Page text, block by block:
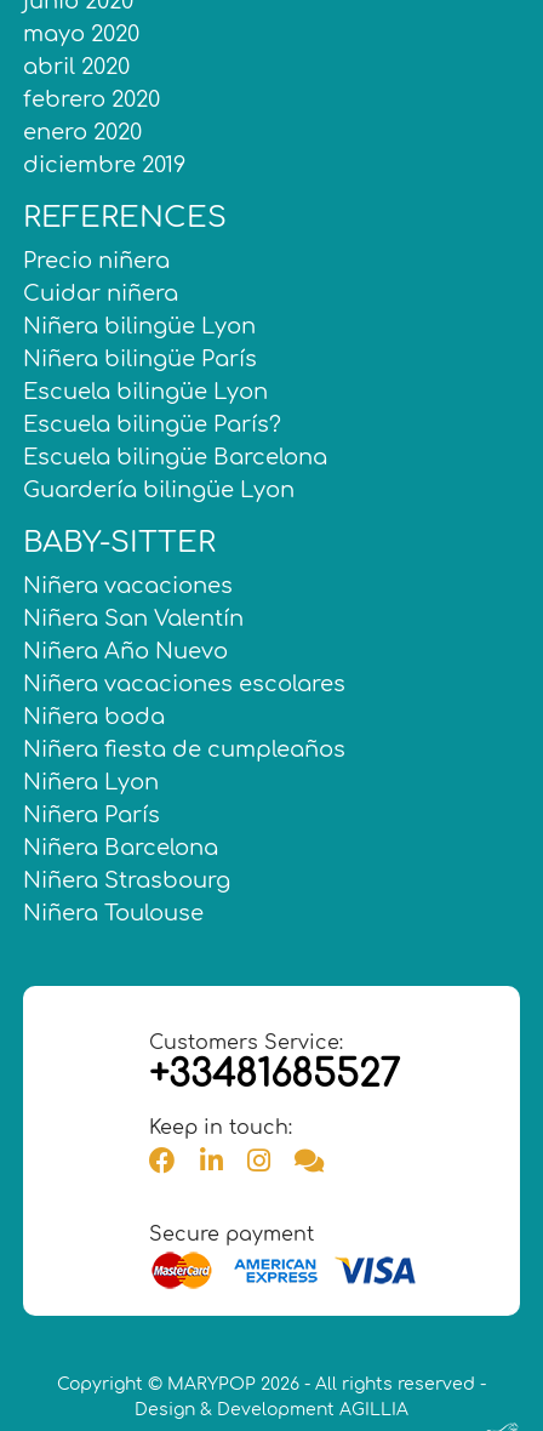
mayo 2020
abril 2020
febrero 2020
enero 2020
diciembre 2019
REFERENCES
Precio niñera
Cuidar niñera
Niñera bilingüe Lyon
Niñera bilingüe París
Escuela bilingüe Lyon
Escuela bilingüe París?
Escuela bilingüe Barcelona
Guardería bilingüe Lyon
BABY-SITTER
Niñera vacaciones
Niñera San Valentín
Niñera Año Nuevo
Niñera vacaciones escolares
Niñera boda
Niñera fiesta de cumpleaños
Niñera Lyon
Niñera París
Niñera Barcelona
Niñera Strasbourg
Niñera Toulouse
Customers Service:
+33481685527
Keep in touch:
Secure payment
Copyright © MARYPOP 2026 - All rights reserved -
Design & Development AGILLIA